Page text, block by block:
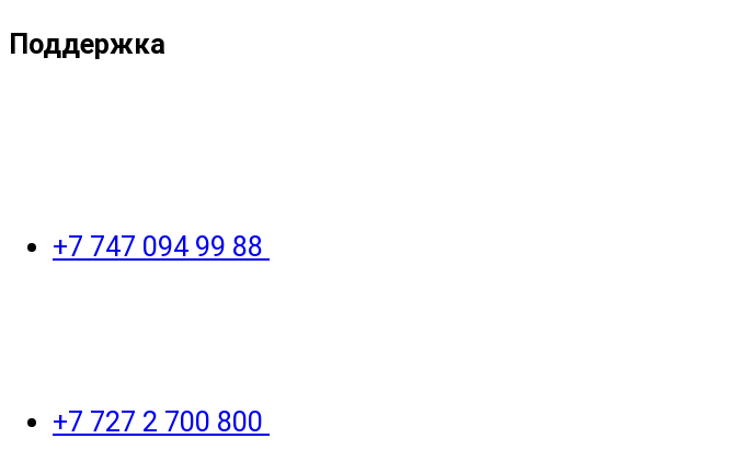
Поддержка
+7 747 094 99 88
+7 727 2 700 800